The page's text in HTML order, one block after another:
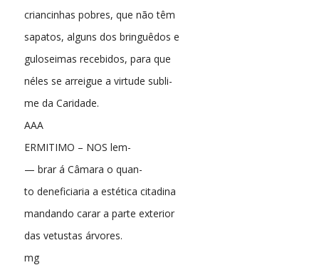
criancinhas pobres, que não têm
sapatos, alguns dos bringuêdos e
guloseimas recebidos, para que
néles se arreigue a virtude subli-
me da Caridade.
AAA
ERMITIMO – NOS lem-
— brar á Câmara o quan-
to deneficiaria a estética citadina
mandando carar a parte exterior
das vetustas árvores.
mg